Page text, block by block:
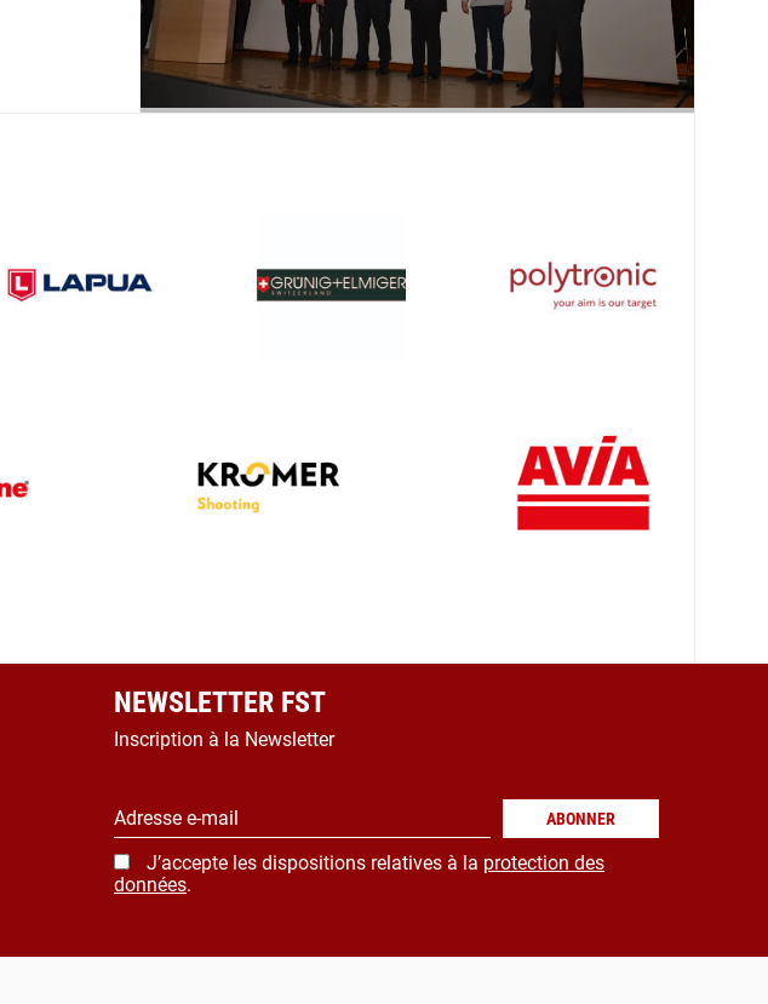
NEWSLETTER FST
Inscription à la Newsletter
Adresse e-mail ABONNER
J’accepte les dispositions relatives à la protection des
données.